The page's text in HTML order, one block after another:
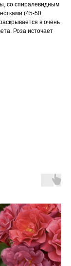
со спиралевидным
(45-50
в очень
Роза источает